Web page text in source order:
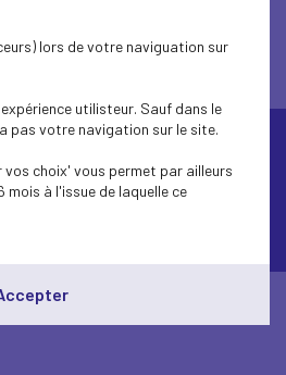
lors de votre naviguation sur
utilisteur. Sauf dans le
pas votre navigation sur le site.
choix' vous permet par ailleurs
à l'issue de laquelle ce